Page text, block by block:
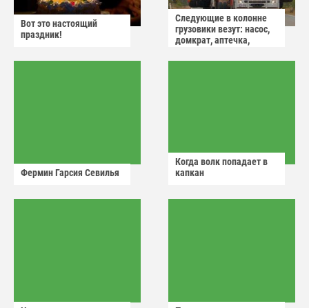
Вот это настоящий
праздник!
Следующие в колонне
грузовики везут: насос,
домкрат, аптечка,
Фермин Гарсия Севилья
Когда волк попадает в
капкан